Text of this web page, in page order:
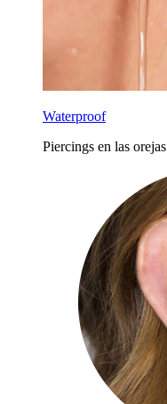
Waterproof
Piercings en las orejas